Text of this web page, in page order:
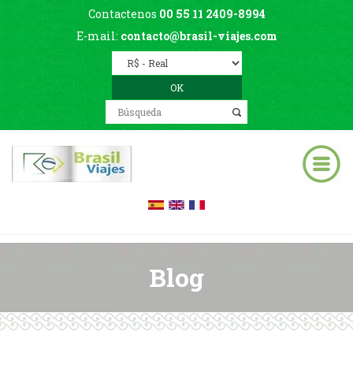
Contactenos 00 55 11 2409-8994
E-mail: contacto@brasil-viajes.com
Blog